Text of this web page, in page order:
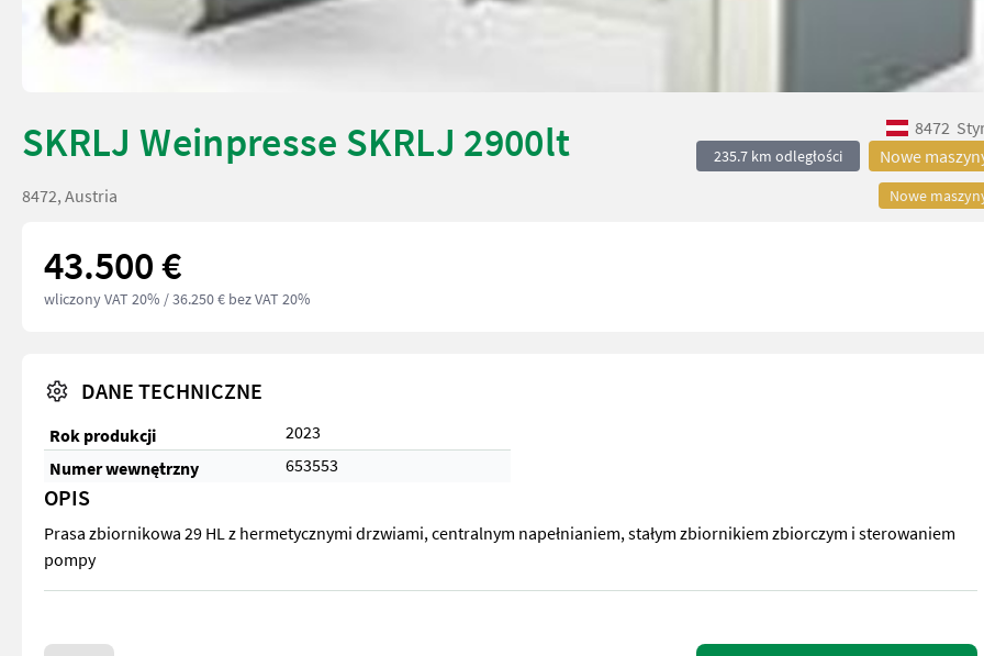
SKRLJ Weinpresse SKRLJ 2900lt 8472
235.7 km odległości Nowe
Nowe
8472, Austria
43.500 €
wliczony VAT 20% / 36.250 € bez VAT 20%
DANE TECHNICZNE
Rok produkcji
2023
Numer wewnętrzny
653553
OPIS
Prasa zbiornikowa 29 HL z hermetycznymi drzwiami, centralnym napełnianiem, stałym zbiornikiem zbiorczym i sterowaniem
pompy
Prasa zbiornikowa 29 HL z hermetycznymi drzwiami, centralnym napełnianiem, stałym zbiornikiem zbiorczym i sterowaniem